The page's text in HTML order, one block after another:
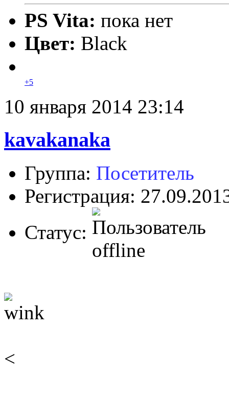
PS Vita: пока нет
Цвет: Black
+5
10 января 2014 23:14
kavakanaka
Группа: Посетитель
Регистрация:
Статус:
<